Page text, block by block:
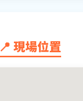
📍 現場位置